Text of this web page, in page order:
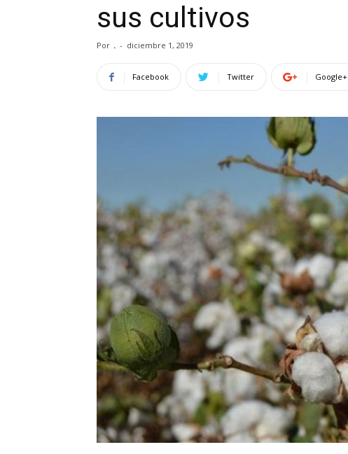
sus cultivos
Por . - diciembre 1, 2019
Facebook Twitter Google+